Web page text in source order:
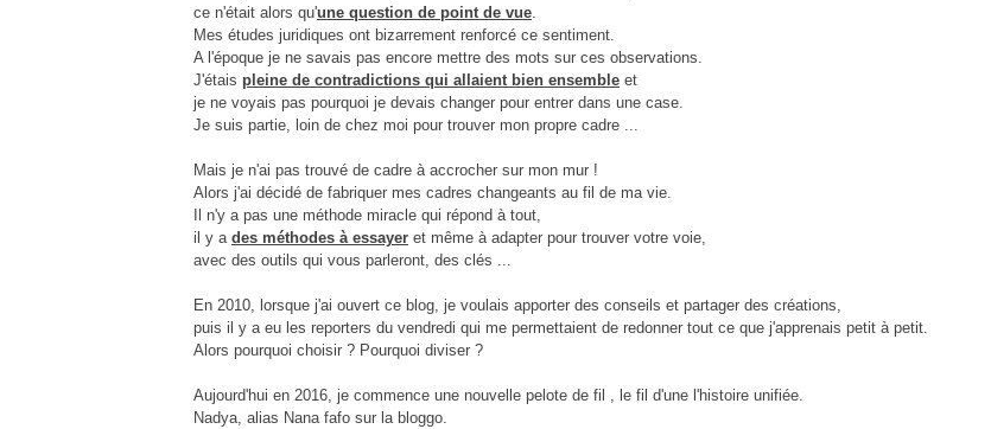
ce n'était alors qu'une question de point de vue.
Mes études juridiques ont bizarrement renforcé ce sentiment.
A l'époque je ne savais pas encore mettre des mots sur ces observations.
J'étais pleine de contradictions qui allaient bien ensemble et
je ne voyais pas pourquoi je devais changer pour entrer dans une case.
Je suis partie, loin de chez moi pour trouver mon propre cadre ...
Mais je n'ai pas trouvé de cadre à accrocher sur mon mur !
Alors j'ai décidé de fabriquer mes cadres changeants au fil de ma vie.
Il n'y a pas une méthode miracle qui répond à tout,
il y a des méthodes à essayer et même à adapter pour trouver votre voie,
avec des outils qui vous parleront, des clés ...
En 2010, lorsque j'ai ouvert ce blog, je voulais apporter des conseils et partager des créations,
puis il y a eu les reporters du vendredi qui me permettaient de redonner tout ce que j'apprenais petit à petit.
Alors pourquoi choisir ? Pourquoi diviser ?
Aujourd'hui en 2016, je commence une nouvelle pelote de fil , le fil d'une l'histoire unifiée.
Nadya, alias Nana fafo sur la bloggo.